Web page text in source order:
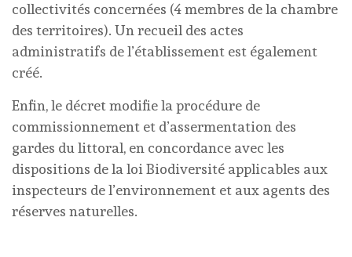
collectivités concernées (4 membres de la chambre
des territoires). Un recueil des actes
administratifs de l’établissement est également
créé.
Enfin, le décret modifie la procédure de
commissionnement et d’assermentation des
gardes du littoral, en concordance avec les
dispositions de la loi Biodiversité applicables aux
inspecteurs de l’environnement et aux agents des
réserves naturelles.